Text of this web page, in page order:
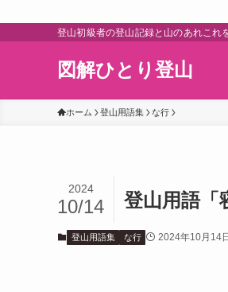
登山初級者の登山記録と山のあれこれ
図解ひとり登山
ホーム 登山用語集 な行
登山用語「
2024
10/14
登山用語集 な行 2024年10月14日